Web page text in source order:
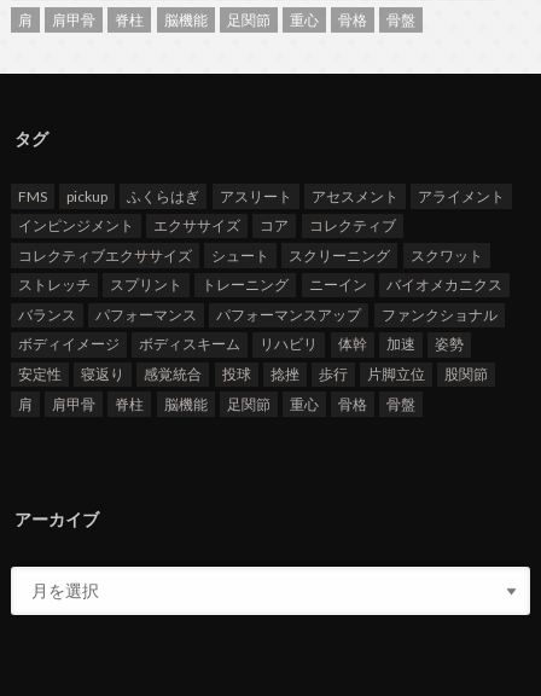
肩
肩甲骨 脊柱 脳機能 足関節 重心 骨格 骨盤
タグ
FMS pickup ふくらはぎ アスリート アセスメント
アライメント
インピンジメント
エクササイズ コア
コレクティブ
コレクティブエクササイズ
シュート スクリーニング
スクワット
ストレッチ
スプリント トレーニング ニーイン
バイオメカニクス
バランス
パフォーマンス パフォーマンスアップ
ファンクショナル
ボディイメージ
ボディスキーム リハビリ 体幹 加速
姿勢
安定性
寝返り 感覚統合 投球 捻挫 歩行 片脚立位
股関節
肩
肩甲骨 脊柱 脳機能 足関節 重心 骨格 骨盤
アーカイブ